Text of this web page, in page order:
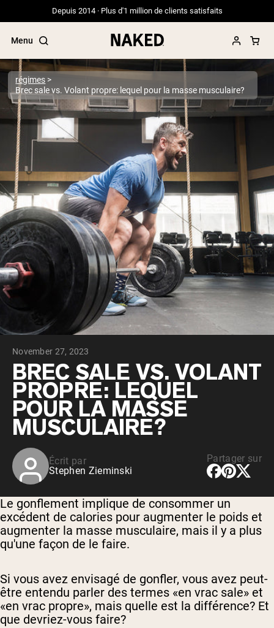
Depuis 2014 · Plus d'1 million de clients satisfaits
Menu
Termes de recherche populaires
”Protein Powder“
”Overnight Oats“
”Vegan protein“
”Collagen“
”Micellar Casein“
PROTÉINES EN POUDRE Meilleure Vente
Protéine de pois
Protéine de Whey en Poudre
Peptides de collagène
Whey au chocolat issu de vaches
nourries à l'herbe
Whey de lait de vache nourrie à l'herbe à
la vanille
Whey de vache nourrie à l'herbe
Shop All Protéines En Poudre
PROTÉINES VÉGANESMeilleure Vente
Protéine de pois
Shop All Protéines Véganes
régimes
Brec sale vs. Volant propre: lequel pour la masse musculaire?
November 27, 2023
BREC SALE VS. VOLANT
PROPRE: LEQUEL
POUR LA MASSE
MUSCULAIRE?
Écrit par
Stephen Zieminski
Partager sur
Le gonflement implique de consommer un
excédent de calories pour augmenter le poids et
augmenter la masse musculaire, mais il y a plus
qu'une façon de le faire.
Si vous avez envisagé de gonfler, vous avez peut-
être entendu parler des termes «en vrac sale» et
«en vrac propre», mais quelle est la différence? Et
que devriez-vous faire?